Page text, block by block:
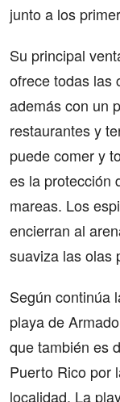
junto a los
Su principal
ofrece todas las
además con un
restaurantes y
puede comer y
es la protección
mareas. Los
encierran al
suaviza las olas
Según continúa
playa de
que también es
Puerto Rico por
localidad. La